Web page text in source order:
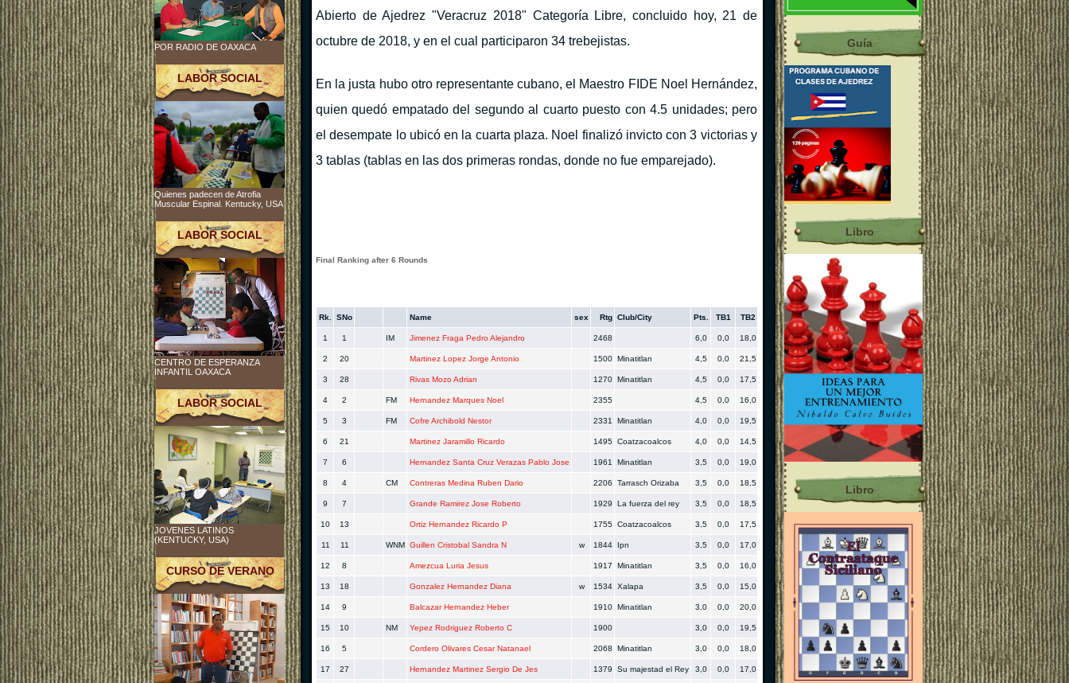
Abierto de Ajedrez "Veracruz 2018" Categoría Libre, concluido hoy, 21 de
octubre de 2018, y en el cual participaron 34 trebejistas.
En la justa hubo otro representante cubano, el Maestro FIDE Noel Hernández,
quien quedó empatado del segundo al cuarto puesto con 4.5 unidades; pero
el desempate lo ubicó en la cuarta plaza. Noel finalizó invicto con 3 victorias y
3 tablas (tablas en las dos primeras rondas, donde no fue emparejado).
Final Ranking after 6 Rounds
Rk. SNo Name sex Rtg Club/City Pts. TB1 TB2 TB3 TB4 Rp w-we
1 1 IM Jimenez Fraga Pedro Alejandro 2468 6,0 0,0 18,0 13,5 19,50 2674 0,48
2 20 Martinez Lopez Jorge Antonio 1500 Minatitlan 4,5 0,0 21,5 15,5 16,75 2213
3 28 Rivas Mozo Adrian 1270 Minatitlan 4,5 0,0 17,5 13,0 2079
4 2 FM Hernandez Marques Noel 2355 4,5 0,0 16,0 12,5 14,50 2201 0,24
5 3 FM Cofre Archibold Nestor 2331 Minatitlan 4,0 0,0 19,5 13,5
6 21 Martinez Jaramillo Ricardo 1495 Coatzacoalcos 4,0 0,0 14,5 11,0 1836
7 6 Hernandez Santa Cruz Verazas Pablo Jose 1961 Minatitlan 3,5 0,0 19,0 14,5 11,50 1655 -0,10
8 4 CM Contreras Medina Ruben Dario 2206 Tarrasch Orizaba 3,5 0,0 18,5 14,0 9,75 1625 -0,06
9 7 Grande Ramirez Jose Roberto 1929 La fuerza del rey 3,5 0,0 18,5 12,5 1723 -0,08
10 13 Ortiz Hernandez Ricardo P 1755 Coatzacoalcos 3,5 0,0 17,5 13,0 10,00 1759 0,43
11 11 WNM Guillen Cristobal Sandra N w 1844 Ipn 3,5 0,0 17,0 13,0 1797 -0,17
12 8 Amezcua Luria Jesus 1917 Minatitlan 3,5 0,0 16,0 11,5 1833 -0,08
13 18 Gonzalez Hernandez Diana w 1534 Xalapa 3,5 0,0 15,0 11,5 8,50 1653
14 9 Balcazar Hernandez Heber 1910 Minatitlan 3,0 0,0 20,0 14,0 7,75
15 10 NM Yepez Rodriguez Roberto C 1900 3,0 0,0 19,5 13,5 1794 0,02
16 5 Cordero Olivares Cesar Natanael 2068 Minatitlan 3,0 0,0 18,0 13,5 1544
17 27 Hernandez Martinez Sergio De Jes 1379 Su majestad el Rey 3,0 0,0 17,0 13,0 8,75 1848
POR RADIO DE OAXACA
LABOR SOCIAL
Quienes padecen de Atrofia
Muscular Espinal. Kentucky, USA
LABOR SOCIAL
CENTRO DE ESPERANZA
INFANTIL OAXACA
LABOR SOCIAL
JOVENES LATINOS
(KENTUCKY, USA)
CURSO DE VERANO
Guía
Libro
Libro